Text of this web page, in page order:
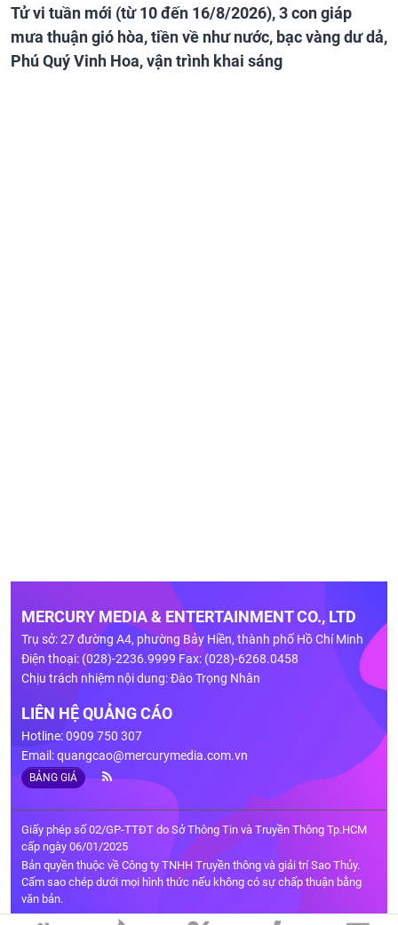
Tử vi tuần mới (từ 10 đến 16/8/2026), 3 con giáp
mưa thuận gió hòa, tiền về như nước, bạc vàng dư dả,
Phú Quý Vinh Hoa, vận trình khai sáng
MERCURY MEDIA & ENTERTAINMENT CO., LTD
Trụ sở: 27 đường A4, phường Bảy Hiền, thành phố Hồ Chí Minh
Điện thoại: (028)-2236.9999 Fax: (028)-6268.0458
Chịu trách nhiệm nội dung: Đào Trọng Nhân
LIÊN HỆ QUẢNG CÁO
Hotline: 0909 750 307
Email:quangcao@mercurymedia.com.vn
BẢNG GIÁ
Giấy phép số 02/GP-TTĐT do Sở Thông Tin và Truyền Thông Tp.HCM
cấp ngày 06/01/2025
Bản quyền thuộc về Công ty TNHH Truyền thông và giải trí Sao Thủy.
Cấm sao chép dưới mọi hình thức nếu không có sự chấp thuận bằng
văn bản.